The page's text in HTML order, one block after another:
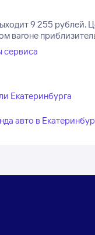
9 255 рублей.
вагоне
сервиса
Екатеринбурга
авто в